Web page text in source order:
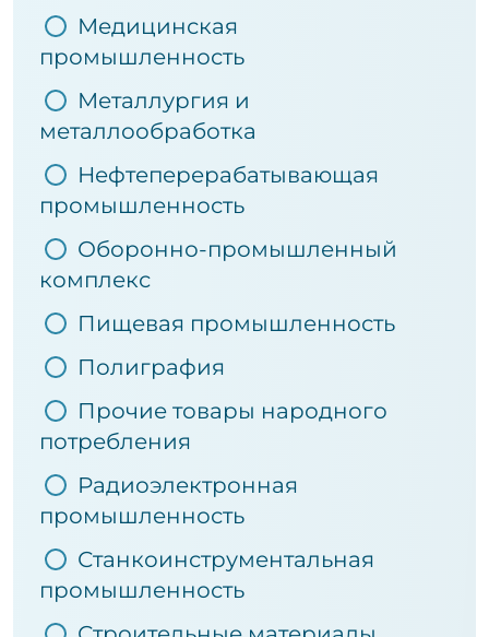
Медицинская
промышленность
Металлургия и
металлообработка
Нефтеперерабатывающая
промышленность
Оборонно-промышленный
комплекс
Пищевая промышленность
Полиграфия
Прочие товары народного
потребления
Радиоэлектронная
промышленность
Станкоинструментальная
промышленность